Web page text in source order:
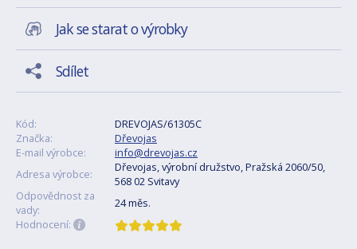
Jak se starat o výrobky
Sdílet
Kód:
DREVOJAS/61305C
Značka:
Dřevojas
E-mail výrobce:
info@drevojas.cz
Adresa výrobce:
Dřevojas, výrobní družstvo, Pražská 2060/50,
568 02 Svitavy
Odpovědnost za
vady:
24 měs.
Hodnocení: